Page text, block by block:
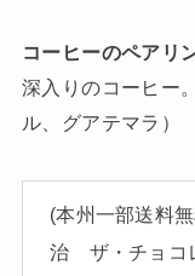
コーヒーのペアリ
深入りのコーヒー
ル、グアテマラ）
(本州一部送料
治 ザ・チョコ